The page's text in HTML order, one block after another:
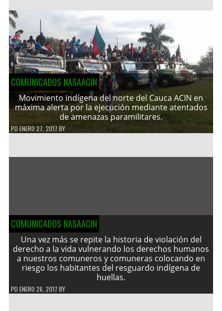
COMUNICADOS NASAACIN
Movimiento indígena del norte del Cauca ACIN en
máxima alerta por la ejecución mediante atentados
de amenazas paramilitares.
PDENERO 27, 2017 BY
COMUNICADOS NASAACIN
Una vez más se repite la historia de violación del
derecho a la vida vulnerando los derechos humanos
a nuestros comuneros y comuneras colocando en
riesgo los habitantes del resguardo indígena de
huellas.
PD ENERO 26, 2017 BY